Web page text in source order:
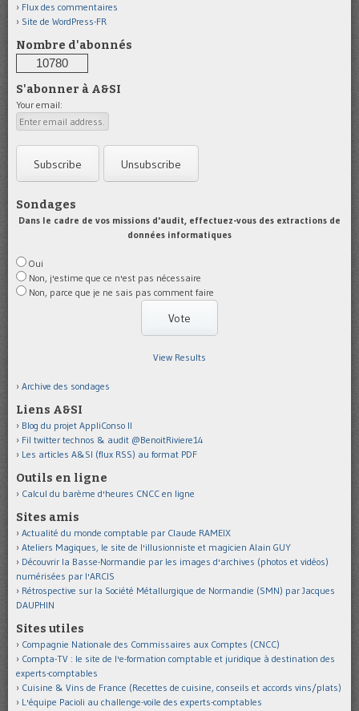
Flux des commentaires
Site de WordPress-FR
Nombre d'abonnés
10780
S'abonner à A&SI
Your email:
Sondages
Dans le cadre de vos missions d'audit, effectuez-vous des extractions de
données informatiques
Oui
Non, j'estime que ce n'est pas nécessaire
Non, parce que je ne sais pas comment faire
View Results
Archive des sondages
Liens A&SI
Blog du projet AppliConso II
Fil twitter technos & audit @BenoitRiviere14
Les articles A&SI (flux RSS) au format PDF
Outils en ligne
Calcul du barème d'heures CNCC en ligne
Sites amis
Actualité du monde comptable par Claude RAMEIX
Ateliers Magiques, le site de l'illusionniste et magicien Alain GUY
Découvrir la Basse-Normandie par les images d'archives (photos et vidéos)
numérisées par l'ARCIS
Rétrospective sur la Société Métallurgique de Normandie (SMN) par Jacques
DAUPHIN
Sites utiles
Compagnie Nationale des Commissaires aux Comptes (CNCC)
Compta-TV : le site de l'e-formation comptable et juridique à destination des
experts-comptables
Cuisine & Vins de France (Recettes de cuisine, conseils et accords vins/plats)
L'équipe Pacioli au challenge-voile des experts-comptables